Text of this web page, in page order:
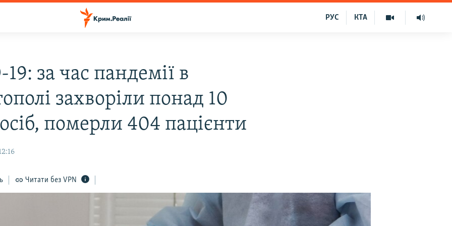
КТА
РУС
19: за час пандемії в
захворіли понад 10
померли 404 пацієнти
Читати без VPN